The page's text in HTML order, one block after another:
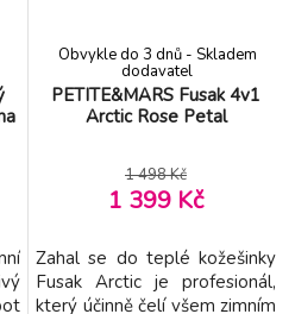
PETITE&MARS Fusak 4v1
Arctic Rose Petal
Obvykle do 3 dnů - Skladem
dodavatel
1 498 Kč
1 399 Kč
Zahal se do teplé kožešinky
Fusak Arctic je profesionál,
který účinně čelí všem zimním